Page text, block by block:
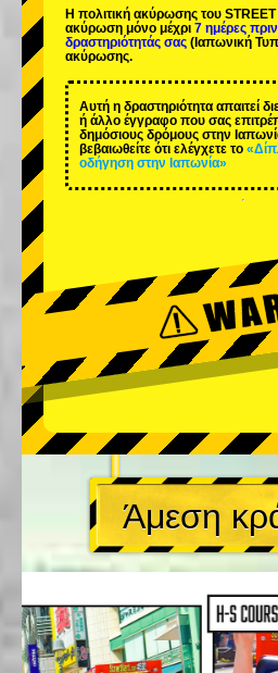
Η πολιτική ακύρωσης του STREET
ακύρωση μόνο μέχρι 7 ημέρες
δραστηριότητάς σας (Ιαπωνική
ακύρωσης.
Αυτή η δραστηριότητα απαιτεί
ή άλλο έγγραφο που σας
δημόσιους δρόμους στην
βεβαιωθείτε ότι ελέγχετε το
οδήγηση στην Ιαπωνία»
Άμεση